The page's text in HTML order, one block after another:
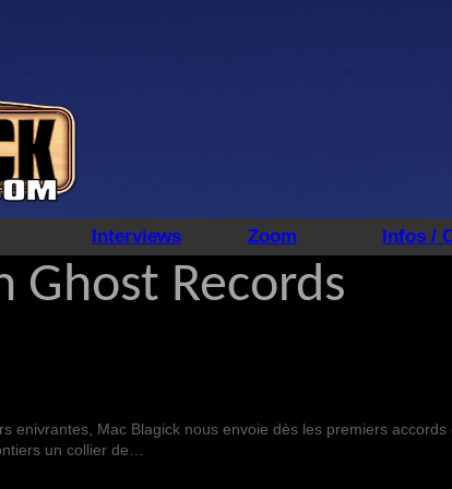
Interviews Zoom Infos /
Ghost Records
enivrantes, Mac Blagick nous envoie dès les premiers accords
un collier de…